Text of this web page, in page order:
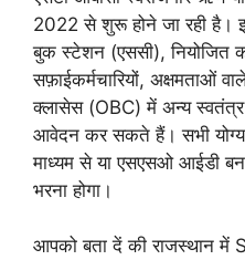
2022 से शुरू होने जा रही है।
बुक स्टेशन (एससी), नियोजित
सफ़ाईकर्मचारियों, अक्षमताओं
क्लासेस (OBC) में अन्य
आवेदन कर सकते हैं। सभी योग्य
माध्यम से या एसएसओ आईडी
भरना होगा।
आपको बता दें की राजस्थान